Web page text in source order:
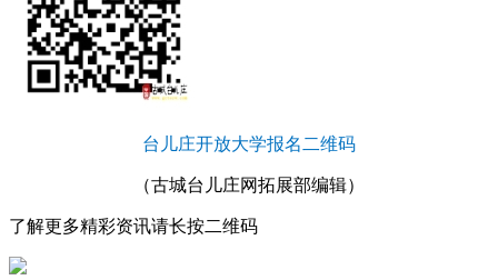
台儿庄开放大学报名二维码
（古城台儿庄网拓展部编辑）
了解更多精彩资讯请长按二维码